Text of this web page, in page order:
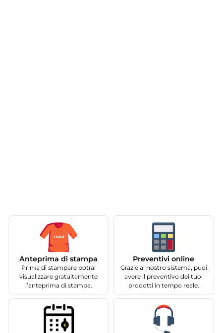
Anteprima di stampa
Prima di stampare potrai
visualizzare gratuitamente
l’anteprima di stampa.
Preventivi online
Grazie al nostro sistema, puoi
avere il preventivo dei tuoi
prodotti in tempo reale.